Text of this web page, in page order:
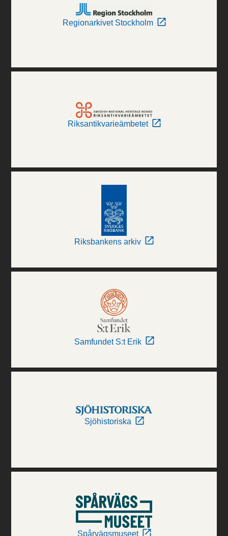
Regionarkivet Stockholm
Riksantikvarieämbetet
Riksbankens arkiv
Samfundet S:t Erik
Sjöhistoriska
Spårvägsmuseet